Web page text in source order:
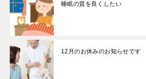
睡眠の質を良くしたい
12月のお休みのお知らせです